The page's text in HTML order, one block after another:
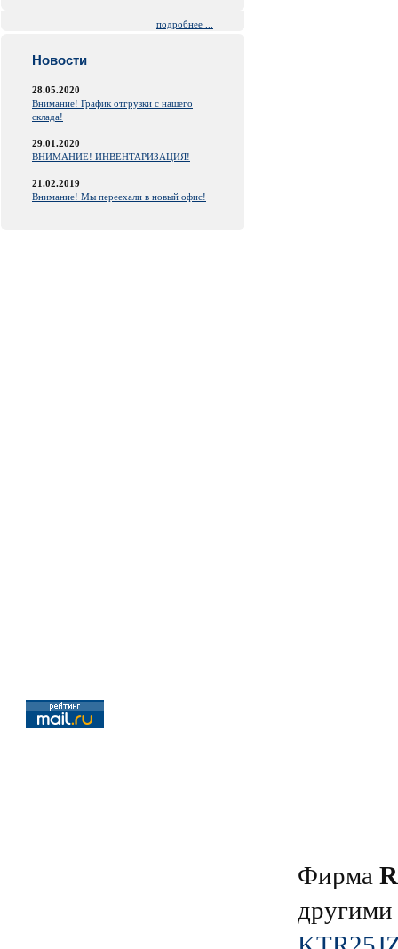
подробнее ...
Новости
28.05.2020
Внимание! График отгрузки с нашего
склада!
29.01.2020
ВНИМАНИЕ! ИНВЕНТАРИЗАЦИЯ!
21.02.2019
Внимание! Мы переехали в новый офис!
Фирма